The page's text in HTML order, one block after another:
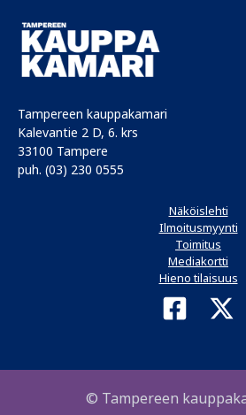
Tampereen kauppakamari
Kalevantie 2 D, 6. krs
33100 Tampere
puh. (03) 230 0555
Näköislehti
Ilmoitusmyynti
Toimitus
Mediakortti
Hieno tilaisuus
© Tampereen